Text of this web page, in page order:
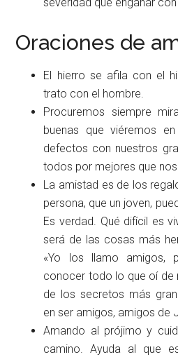
Oraciones de
El hierro se afila con el
trato con el hombre.
Procuremos siempre
buenas que viéremos
defectos con nuestros
todos por mejores que
La amistad es de los
persona, que un joven,
Es verdad. Qué difícil es
será de las cosas más
«Yo los llamo amigos,
conocer todo lo que oí de
de los secretos más
en ser amigos, amigos de
Amando al prójimo y
camino. Ayuda al que